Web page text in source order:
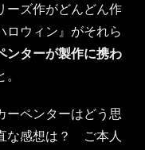
ーズ作がどんどん作
ロウィン』がそれら
ンターが製作に携わ
ーペンターはどう思
な感想は？ ご本人